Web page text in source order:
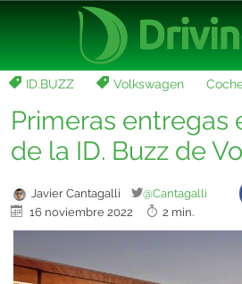
ID.BUZZ Volkswagen
Primeras entregas
de la ID. Buzz de
Javier Cantagalli
@Cantagalli
16 noviembre 2022
2 min.